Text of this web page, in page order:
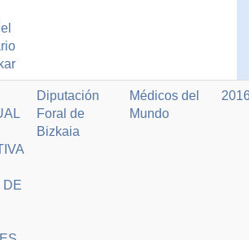
DE
Diputación
Foral de
Bizkaia
Médicos del
Mundo